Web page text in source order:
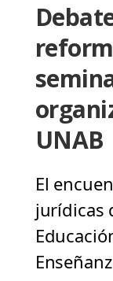
UNAB
El
jurídicas